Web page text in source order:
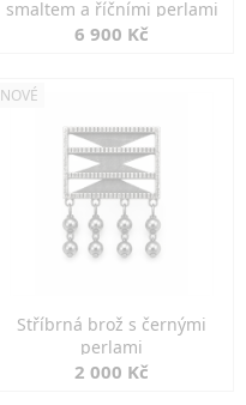
smaltem a říčními perlami
6 900 Kč
NOVÉ
Stříbrná brož s černými
perlami
2 000 Kč